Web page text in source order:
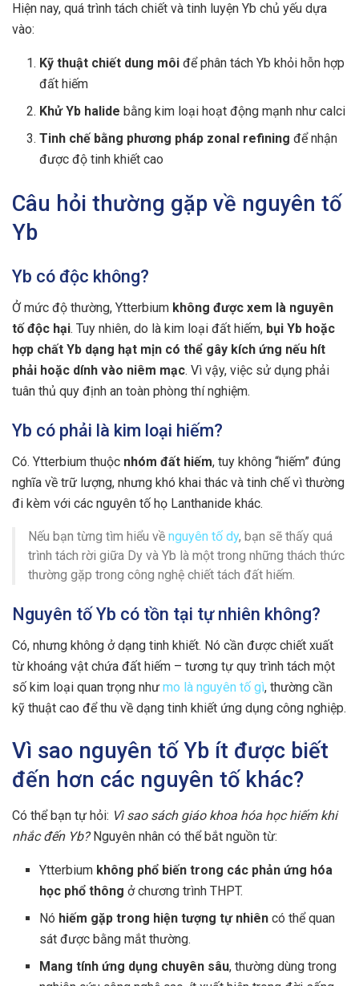
Hiện nay, quá trình tách chiết và tinh luyện Yb chủ yếu dựa
vào:
Kỹ thuật chiết dung môi để phân tách Yb khỏi hỗn hợp
đất hiếm
Khử Yb halide bằng kim loại hoạt động mạnh như calci
Tinh chế bằng phương pháp zonal refining để nhận
được độ tinh khiết cao
Câu hỏi thường gặp về nguyên tố
Yb
Yb có độc không?
Ở mức độ thường, Ytterbium không được xem là nguyên
tố độc hại. Tuy nhiên, do là kim loại đất hiếm, bụi Yb hoặc
hợp chất Yb dạng hạt mịn có thể gây kích ứng nếu hít
phải hoặc dính vào niêm mạc. Vì vậy, việc sử dụng phải
tuân thủ quy định an toàn phòng thí nghiệm.
Yb có phải là kim loại hiếm?
Có. Ytterbium thuộc nhóm đất hiếm, tuy không “hiếm” đúng
nghĩa về trữ lượng, nhưng khó khai thác và tinh chế vì thường
đi kèm với các nguyên tố họ Lanthanide khác.
Nếu bạn từng tìm hiểu về nguyên tố dy, bạn sẽ thấy quá
trình tách rời giữa Dy và Yb là một trong những thách thức
thường gặp trong công nghệ chiết tách đất hiếm.
Nguyên tố Yb có tồn tại tự nhiên không?
Có, nhưng không ở dạng tinh khiết. Nó cần được chiết xuất
từ khoáng vật chứa đất hiếm – tương tự quy trình tách một
số kim loại quan trọng như mo là nguyên tố gì, thường cần
kỹ thuật cao để thu về dạng tinh khiết ứng dụng công nghiệp.
Vì sao nguyên tố Yb ít được biết
đến hơn các nguyên tố khác?
Có thể bạn tự hỏi: Vì sao sách giáo khoa hóa học hiếm khi
nhắc đến Yb?Nguyên nhân có thể bắt nguồn từ:
Ytterbium không phổ biến trong các phản ứng hóa
học phổ thông ở chương trình THPT.
Nó hiếm gặp trong hiện tượng tự nhiên có thể quan
sát được bằng mắt thường.
Mang tính ứng dụng chuyên sâu, thường dùng trong